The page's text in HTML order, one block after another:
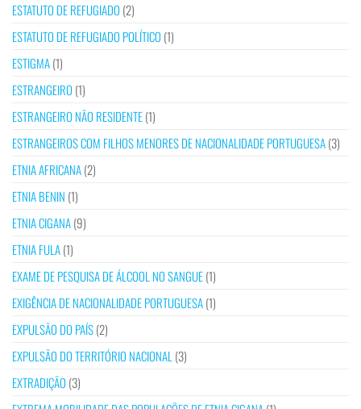
ESTATUTO DE REFUGIADO (2)
ESTATUTO DE REFUGIADO POLÍTICO (1)
ESTIGMA(1)
ESTRANGEIRO (1)
ESTRANGEIRO NÃO RESIDENTE(1)
ESTRANGEIROS COM FILHOS MENORES DE NACIONALIDADE PORTUGUESA(3)
ETNIA AFRICANA(2)
ETNIA BENIN (1)
ETNIA CIGANA(9)
ETNIA FULA(1)
EXAME DE PESQUISA DE ÁLCOOL NO SANGUE(1)
EXIGÊNCIA DE NACIONALIDADE PORTUGUESA(1)
EXPULSÃO DO PAÍS(2)
EXPULSÃO DO TERRITÓRIO NACIONAL (3)
EXTRADIÇÃO (3)